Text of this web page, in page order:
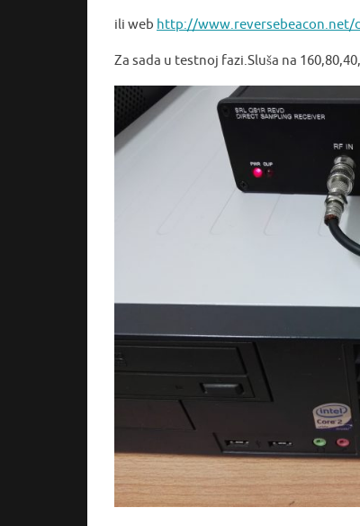
ili web http://www.reversebeacon.net/
Za sada u testnoj fazi.Sluša na